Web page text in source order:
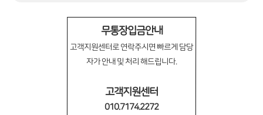
무통장입금안내
고객지원센터로 연락주시면 빠르게 담당
자가 안내 및 처리 해드립니다.
고객지원센터
010.7174.2272